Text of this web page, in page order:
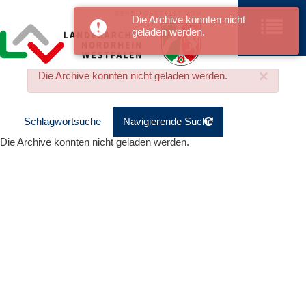
Die Archive konnten nicht
geladen werden.
Die Archive konnten nicht geladen werden. ×
Schlagwortsuche
Navigierende Suche
Die Archive konnten nicht geladen werden.